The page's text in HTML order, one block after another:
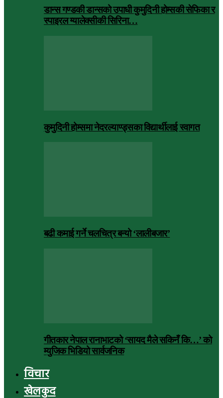
डान्स गण्डकी डान्सको उपाधी कुमुदिनी होम्सकी सेफिका र
स्पाइरल ग्यालेक्सीकी सिरिना…
कुमुदिनी होम्समा नेदरल्याण्ड्सका विद्यार्थीलाई स्वागत
बढी कमाई गर्ने चलचित्र बन्यो ‘लालीबजार’
गीतकार नेपाल रानाभाटको ‘सायद मैले सकिनँ कि…’ को
म्युजिक भिडियो सार्वजनिक
विचार
खेलकुद